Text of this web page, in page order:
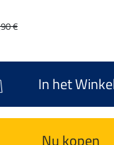
€
In het
Nu kopen